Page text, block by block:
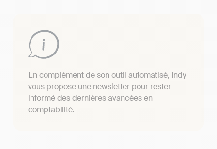
En complément de son outil automatisé, Indy
vous propose une newsletter pour rester
informé des dernières avancées en
comptabilité.